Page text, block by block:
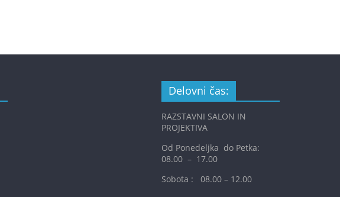
Delovni čas:
RAZSTAVNI SALON IN
PROJEKTIVA
Od Ponedeljka do Petka:
08.00 – 17.00
Sobota : 08.00 – 12.00